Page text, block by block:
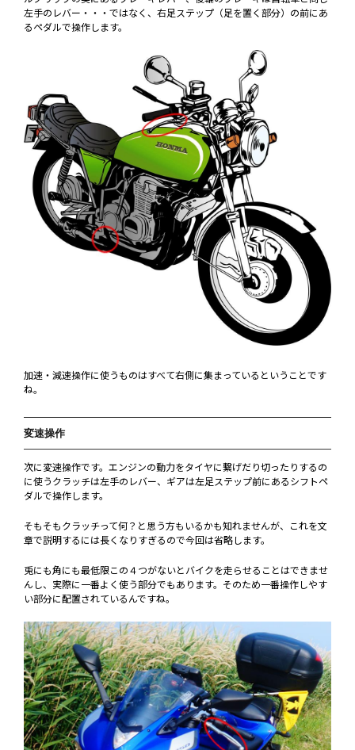
左手のレバー・・・ではなく、右足ステップ（足を置く部分）の前にあ
るペダルで操作します。
加速・減速操作に使うものはすべて右側に集まっているということです
ね。
変速操作
次に変速操作です。エンジンの動力をタイヤに繋げだり切ったりするの
に使うクラッチは左手のレバー、ギアは左足ステップ前にあるシフトペ
ダルで操作します。
そもそもクラッチって何？と思う方もいるかも知れませんが、これを文
章で説明するには長くなりすぎるので今回は省略します。
兎にも角にも最低限この４つがないとバイクを走らせることはできませ
んし、実際に一番よく使う部分でもあります。そのため一番操作しやす
い部分に配置されているんですね。